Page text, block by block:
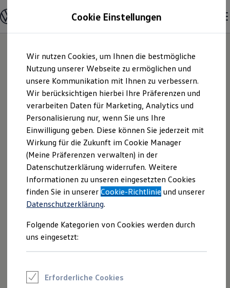
Hauptinhalt
springen
Footer
springen
Modelle und Konfigurator
Konfigurator
Modelle vergleichen
Elektroautos
ENERGY Sondermodelle
Nutzfahrzeuge
SUV und CUV
Familienautos
Kombis
Kompaktwagen
Sportwagen
Schnell verfügbare Fahrzeuge
Angebote und Produkte
Aktuelle Angebote
E-Auto-Förderung
Volkswagen Marktplatz
Die ENERGY Sondermodelle
Junge Gebrauchtwagen und Gebrauchtwagen
Volkswagen Zertifizierte Gebrauchtwagen
Elektromobilität bei Gebrauchtwagen
Saisonangebote
Reifenpakete
Leasing
Leasing-Angebote
Elektroauto Leasing
Autohaus
Hessenkassel GmbH
& Co. Vertriebs - KG |
Impressum &
Rechtliches
(Autohaus Hessenkassel GmbH & Co.
Vertriebs - KG) als verantwortlichen
die auf dieser Website speziell
aufgeführt sind.
Cookie Einstellungen
Wir nutzen Cookies, um Ihnen die bestmögliche
Nutzung unserer Webseite zu ermöglichen und
unsere Kommunikation mit Ihnen zu verbessern.
Wir berücksichtigen hierbei Ihre Präferenzen und
verarbeiten Daten für Marketing, Analytics und
Personalisierung nur, wenn Sie uns Ihre
Einwilligung geben. Diese können Sie jederzeit mit
Wirkung für die Zukunft im Cookie Manager
(Meine Präferenzen verwalten) in der
Datenschutzerklärung widerrufen. Weitere
Informationen zu unseren eingesetzten Cookies
finden Sie in unsererCookie-Richtlinie und unserer
Datenschutzerklärung.
Folgende Kategorien von Cookies werden durch
uns eingesetzt:
Erforderliche Cookies